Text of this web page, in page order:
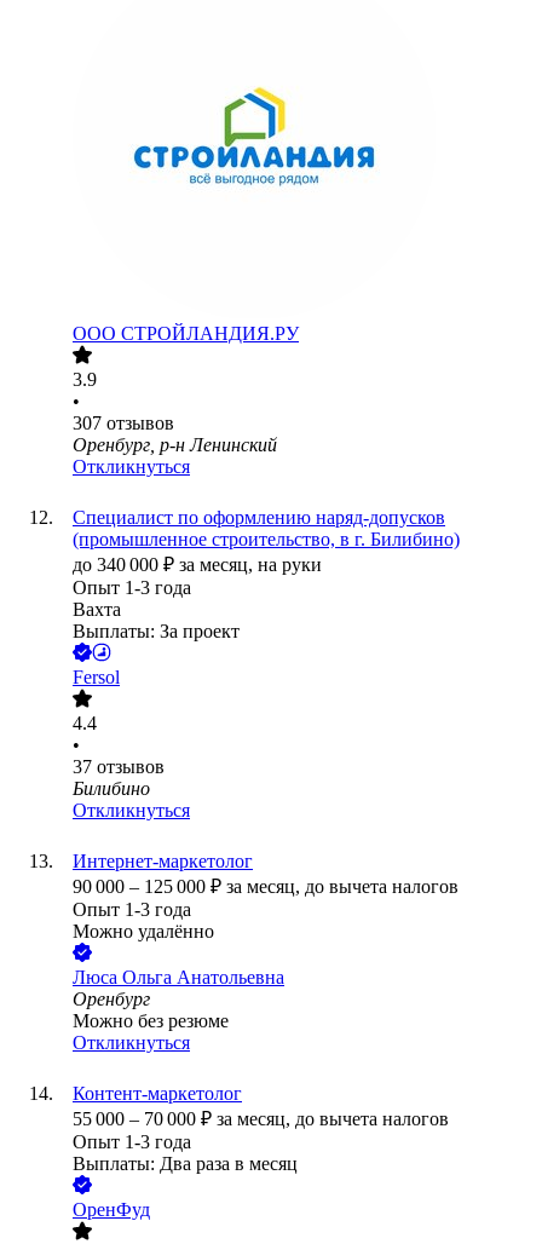
ООО СТРОЙЛАНДИЯ.РУ
3.9
•
307 отзывов
Оренбург, р-н Ленинский
Откликнуться
Специалист по оформлению наряд-допусков
(промышленное строительство, в г. Билибино)
до 340 000 ₽ за месяц, на руки
Опыт 1-3 года
Вахта
Выплаты: За проект
Fersol
4.4
•
37 отзывов
Билибино
Откликнуться
Интернет-маркетолог
90 000 – 125 000 ₽ за месяц, до вычета налогов
Опыт 1-3 года
Можно удалённо
Люса Ольга Анатольевна
Оренбург
Можно без резюме
Откликнуться
Контент-маркетолог
55 000 – 70 000 ₽ за месяц, до вычета налогов
Опыт 1-3 года
Выплаты: Два раза в месяц
ОренФуд